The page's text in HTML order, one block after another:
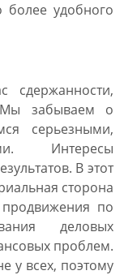
более удобного
сдержанности,
Мы забываем о
серьезными,
Интересы
В этот
сторона
по
деловых
проблем.
у всех, поэтому